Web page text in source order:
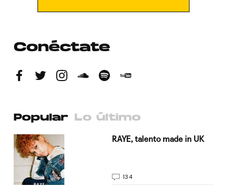
Conéctate
Popular Lo último
RAYE, talento made in UK
134